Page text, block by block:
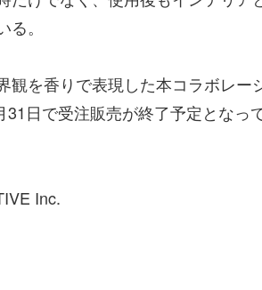
。
観を香りで表現した本コラボレー
日で受注販売が終了予定となっ
Inc.